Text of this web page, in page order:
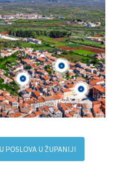
POSLOVA U ŽUPANIJI